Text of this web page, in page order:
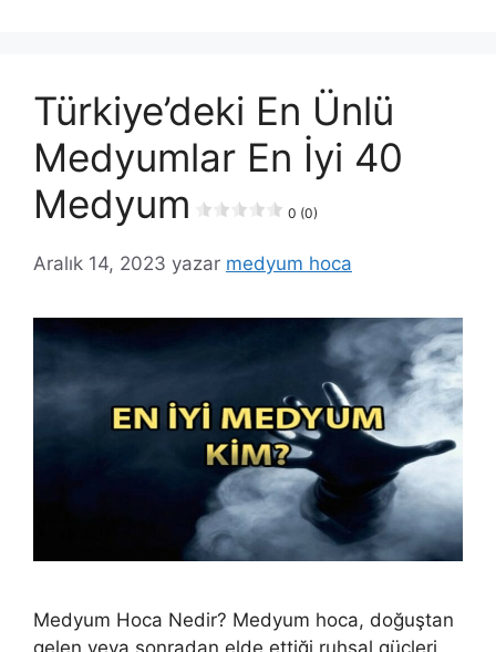
Türkiye’deki En Ünlü
Medyumlar En İyi 40
Medyum
0 (0)
Aralık 14, 2023 yazar medyum hoca
Medyum Hoca Nedir? Medyum hoca, doğuştan
gelen veya sonradan elde ettiği ruhsal güçleri